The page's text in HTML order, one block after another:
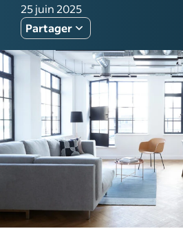
25 juin 2025
Partager